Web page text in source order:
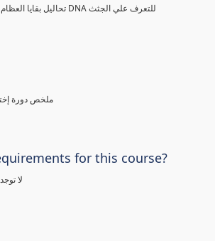
(19) تحاليل بقايا العظام وأشلاء الجثث وتحليل DNA للتعرف علي الجثث
(20) ملخص دورة
for this course?
لا